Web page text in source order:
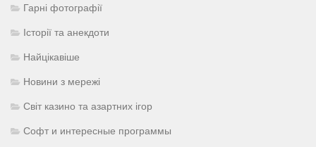
Гарні фотографії
Історії та анекдоти
Найцікавіше
Новини з мережі
Світ казино та азартних ігор
Софт и интересные программы